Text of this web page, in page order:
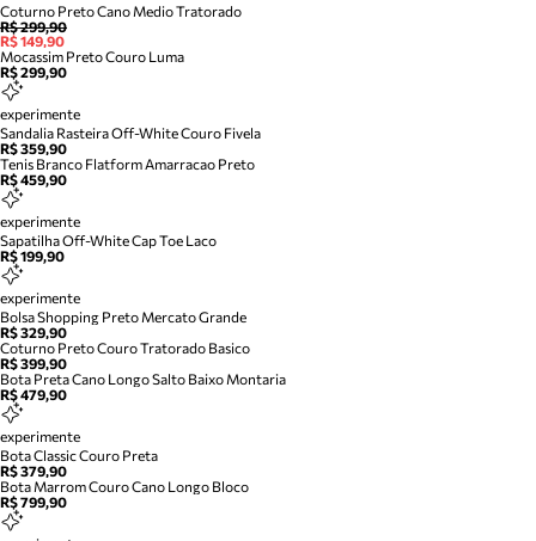
Coturno Preto Cano Medio Tratorado
R$ 299,90
R$ 149,90
Mocassim Preto Couro Luma
R$ 299,90
experimente
Sandalia Rasteira Off-White Couro Fivela
R$ 359,90
Tenis Branco Flatform Amarracao Preto
R$ 459,90
experimente
Sapatilha Off-White Cap Toe Laco
R$ 199,90
experimente
Bolsa Shopping Preto Mercato Grande
R$ 329,90
Coturno Preto Couro Tratorado Basico
R$ 399,90
Bota Preta Cano Longo Salto Baixo Montaria
R$ 479,90
experimente
Bota Classic Couro Preta
R$ 379,90
Bota Marrom Couro Cano Longo Bloco
R$ 799,90